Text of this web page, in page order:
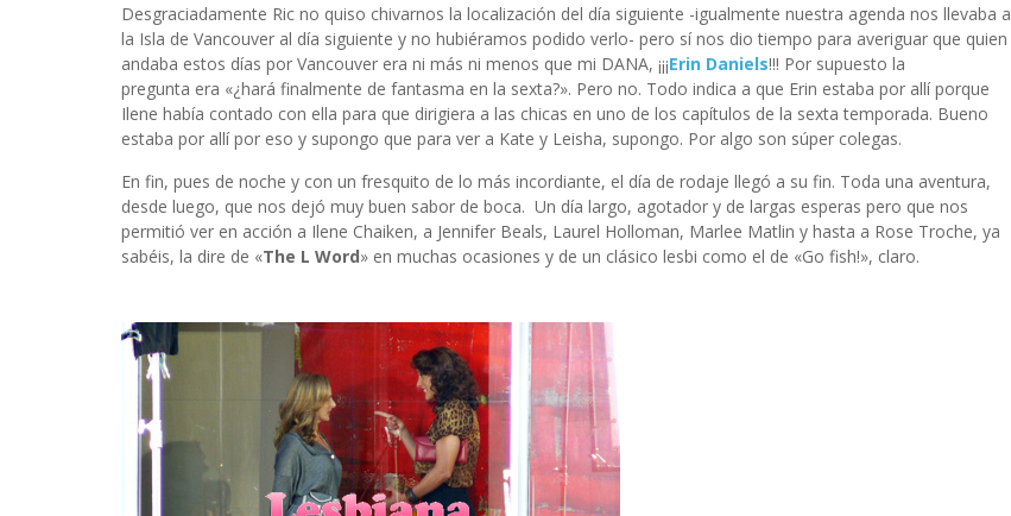
Desgraciadamente Ric no quiso chivarnos la localización del día siguiente -igualmente nuestra agenda nos llevaba a
la Isla de Vancouver al día siguiente y no hubiéramos podido verlo- pero sí nos dio tiempo para averiguar que quien
andaba estos días por Vancouver era ni más ni menos que mi DANA, ¡¡¡Erin Daniels!!! Por supuesto la
pregunta era «¿hará finalmente de fantasma en la sexta?». Pero no. Todo indica a que Erin estaba por allí porque
Ilene había contado con ella para que dirigiera a las chicas en uno de los capítulos de la sexta temporada. Bueno
estaba por allí por eso y supongo que para ver a Kate y Leisha, supongo. Por algo son súper colegas.
En fin, pues de noche y con un fresquito de lo más incordiante, el día de rodaje llegó a su fin. Toda una aventura,
desde luego, que nos dejó muy buen sabor de boca. Un día largo, agotador y de largas esperas pero que nos
permitió ver en acción a Ilene Chaiken, a Jennifer Beals, Laurel Holloman, Marlee Matlin y hasta a Rose Troche, ya
sabéis, la dire de «The L Word» en muchas ocasiones y de un clásico lesbi como el de «Go fish!», claro.